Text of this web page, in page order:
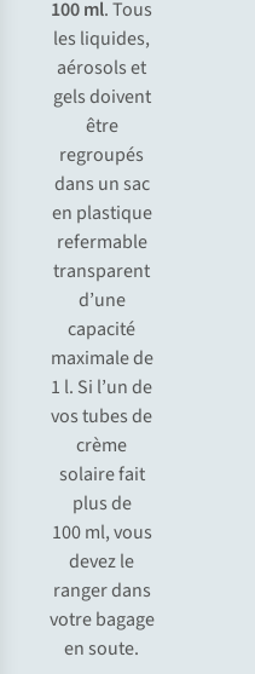
100 ml. Tous
les liquides,
aérosols et
gels doivent
être
regroupés
dans un sac
en plastique
refermable
transparent
d’une
capacité
maximale de
1 l. Si l’un de
vos tubes de
crème
solaire fait
plus de
100 ml, vous
devez le
ranger dans
votre bagage
en soute.